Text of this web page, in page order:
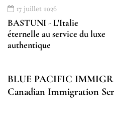
17 juillet 2026
BASTUNI - L'Italie
éternelle au service du luxe
authentique
BLUE PACIFIC
Canadian Immigration